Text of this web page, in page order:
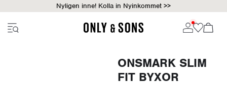
Nyligen inne! Kolla in Nyinkommet >>
ONSMARK SLIM
FIT BYXOR